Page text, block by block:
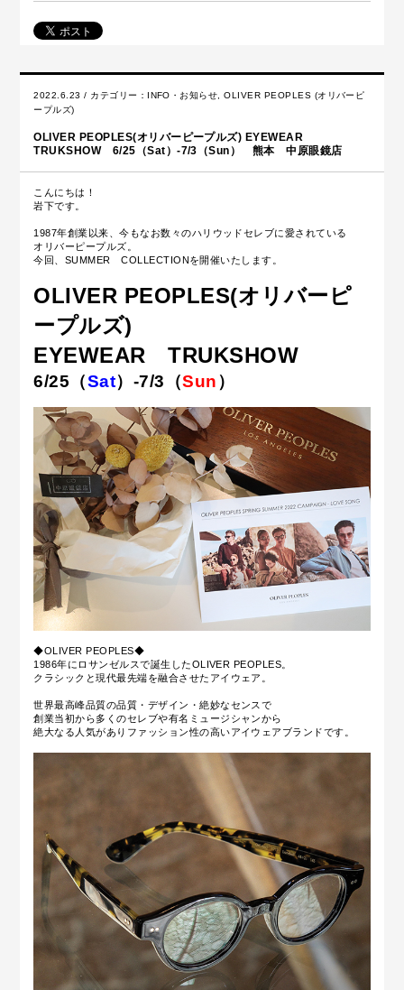
2022.6.23 / カテゴリー： INFO・お知らせ ,OLIVER PEOPLES (オリバーピ
ープルズ)
OLIVER PEOPLES(オリバーピープルズ) EYEWEAR
TRUKSHOW 6/25（Sat）-7/3（Sun） 熊本 中原眼鏡店
こんにちは！
岩下です。
1987年創業以来、今もなお数々のハリウッドセレブに愛されている
オリバーピープルズ。
今回、SUMMER COLLECTIONを開催いたします。
OLIVER PEOPLES(オリバーピ
ープルズ)
EYEWEAR TRUKSHOW
6/25（Sat）-7/3（Sun ）
◆OLIVER PEOPLES◆
1986年にロサンゼルスで誕生したOLIVER PEOPLES。
クラシックと現代最先端を融合させたアイウェア。
世界最高峰品質の品質・デザイン・絶妙なセンスで
創業当初から多くのセレブや有名ミュージシャンから
絶大なる人気がありファッション性の高いアイウェアブランドです。